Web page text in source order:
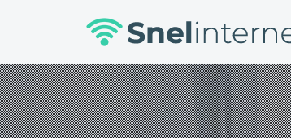
Skip
to
content